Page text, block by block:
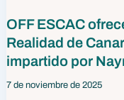
OFF ESCAC
Realidad de
impartido por
7 de noviembre de 2025